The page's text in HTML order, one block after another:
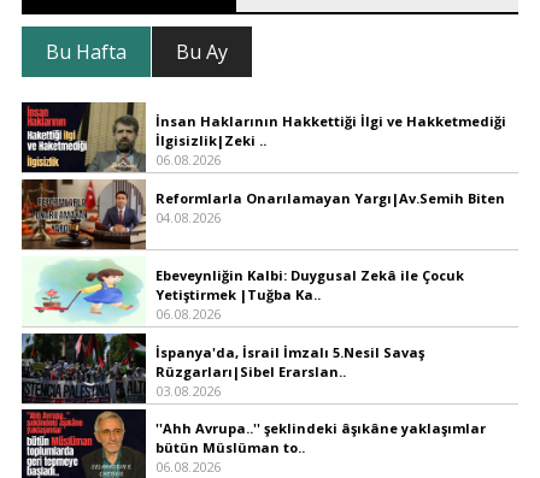
Bu Hafta Bu Ay
İnsan Haklarının Hakkettiği İlgi ve Hakketmediği
İlgisizlik|Zeki ..
06.08.2026
Reformlarla Onarılamayan Yargı|Av.Semih Biten
04.08.2026
Ebeveynliğin Kalbi: Duygusal Zekâ ile Çocuk
Yetiştirmek |Tuğba Ka..
06.08.2026
İspanya'da, İsrail İmzalı 5.Nesil Savaş
Rüzgarları|Sibel Erarslan..
03.08.2026
''Ahh Avrupa..'' şeklindeki âşıkâne yaklaşımlar
bütün Müslüman to..
06.08.2026